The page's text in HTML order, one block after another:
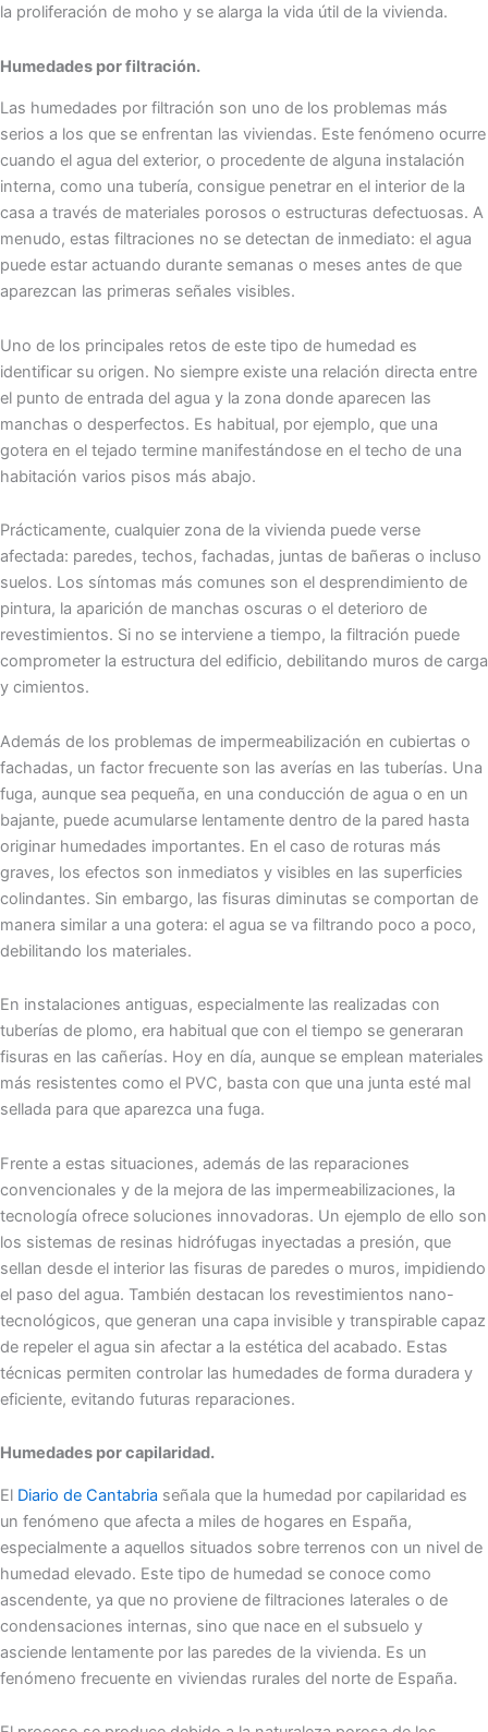
la proliferación de moho y se alarga la vida útil de la vivienda.
Humedades por filtración.
Las humedades por filtración son uno de los problemas más
serios a los que se enfrentan las viviendas. Este fenómeno ocurre
cuando el agua del exterior, o procedente de alguna instalación
interna, como una tubería, consigue penetrar en el interior de la
casa a través de materiales porosos o estructuras defectuosas. A
menudo, estas filtraciones no se detectan de inmediato: el agua
puede estar actuando durante semanas o meses antes de que
aparezcan las primeras señales visibles.
Uno de los principales retos de este tipo de humedad es
identificar su origen. No siempre existe una relación directa entre
el punto de entrada del agua y la zona donde aparecen las
manchas o desperfectos. Es habitual, por ejemplo, que una
gotera en el tejado termine manifestándose en el techo de una
habitación varios pisos más abajo.
Prácticamente, cualquier zona de la vivienda puede verse
afectada: paredes, techos, fachadas, juntas de bañeras o incluso
suelos. Los síntomas más comunes son el desprendimiento de
pintura, la aparición de manchas oscuras o el deterioro de
revestimientos. Si no se interviene a tiempo, la filtración puede
comprometer la estructura del edificio, debilitando muros de carga
y cimientos.
Además de los problemas de impermeabilización en cubiertas o
fachadas, un factor frecuente son las averías en las tuberías. Una
fuga, aunque sea pequeña, en una conducción de agua o en un
bajante, puede acumularse lentamente dentro de la pared hasta
originar humedades importantes. En el caso de roturas más
graves, los efectos son inmediatos y visibles en las superficies
colindantes. Sin embargo, las fisuras diminutas se comportan de
manera similar a una gotera: el agua se va filtrando poco a poco,
debilitando los materiales.
En instalaciones antiguas, especialmente las realizadas con
tuberías de plomo, era habitual que con el tiempo se generaran
fisuras en las cañerías. Hoy en día, aunque se emplean materiales
más resistentes como el PVC, basta con que una junta esté mal
sellada para que aparezca una fuga.
Frente a estas situaciones, además de las reparaciones
convencionales y de la mejora de las impermeabilizaciones, la
tecnología ofrece soluciones innovadoras. Un ejemplo de ello son
los sistemas de resinas hidrófugas inyectadas a presión, que
sellan desde el interior las fisuras de paredes o muros, impidiendo
el paso del agua. También destacan los revestimientos nano-
tecnológicos, que generan una capa invisible y transpirable capaz
de repeler el agua sin afectar a la estética del acabado. Estas
técnicas permiten controlar las humedades de forma duradera y
eficiente, evitando futuras reparaciones.
Humedades por capilaridad.
El Diario de Cantabria señala que la humedad por capilaridad es
un fenómeno que afecta a miles de hogares en España,
especialmente a aquellos situados sobre terrenos con un nivel de
humedad elevado. Este tipo de humedad se conoce como
ascendente, ya que no proviene de filtraciones laterales o de
condensaciones internas, sino que nace en el subsuelo y
asciende lentamente por las paredes de la vivienda. Es un
fenómeno frecuente en viviendas rurales del norte de España.